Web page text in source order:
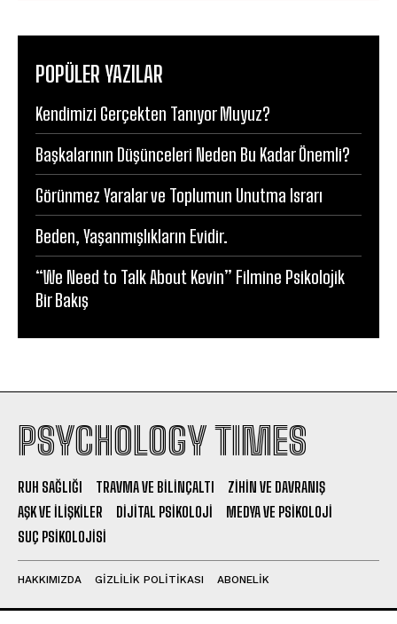
POPÜLER YAZILAR
Kendimizi Gerçekten Tanıyor Muyuz?
Başkalarının Düşünceleri Neden Bu Kadar Önemli?
Görünmez Yaralar ve Toplumun Unutma Israrı
Beden, Yaşanmışlıkların Evidir.
“We Need to Talk About Kevin” Filmine Psikolojik
Bir Bakış
PSYCHOLOGY TIMES
RUH SAĞLIĞI TRAVMA VE BILINÇALTI
ZIHIN VE DAVRANIŞ
AŞK VE İLIŞKILER
DIJITAL PSIKOLOJI
MEDYA VE PSIKOLOJI
SUÇ PSIKOLOJISI
HAKKIMIZDA GIZLILIK POLITIKASI ABONELIK